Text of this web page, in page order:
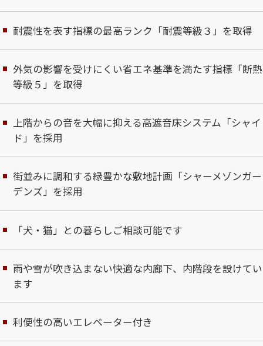
耐震性を表す指標の最高ランク「耐震等級３」を取得
外気の影響を受けにくい省エネ基準を満たす指標「断熱
等級５」を取得
上階からの音を大幅に抑える高遮音床システム「シャイ
ド」を採用
街並みに調和する緑豊かな敷地計画「シャーメゾンガー
デンズ」を採用
「犬・猫」との暮らしご相談可能です
雨や雪が吹き込まない快適な内廊下、内階段を設けてい
ます
利便性の高いエレベーター付き